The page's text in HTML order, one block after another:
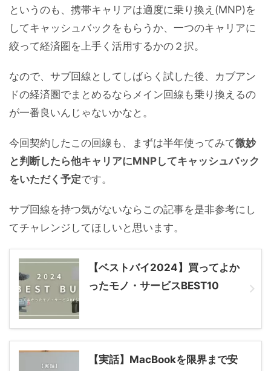
というのも、携帯キャリアは適度に乗り換え(MNP)を
してキャッシュバックをもらうか、一つのキャリアに
絞って経済圏を上手く活用するかの２択。
なので、サブ回線としてしばらく試した後、カブアン
ドの経済圏でまとめるならメイン回線も乗り換えるの
が一番良いんじゃないかなと。
今回契約したこの回線も、まずは半年使ってみて微妙
と判断したら他キャリアにMNPしてキャッシュバック
をいただく予定です。
サブ回線を持つ気がないならこの記事を是非参考にし
てチャレンジしてほしいと思います。
【ベストバイ2024】買ってよか
ったモノ・サービスBEST10
【実話】MacBookを限界まで安